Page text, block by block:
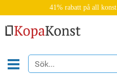
41% rabatt på all konst